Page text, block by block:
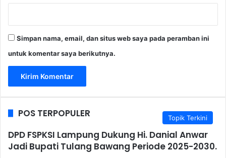
Simpan nama, email, dan situs web saya pada peramban ini
untuk komentar saya berikutnya.
POS TERPOPULER Topik Terkini
DPD FSPKSI Lampung Dukung Hi. Danial Anwar
Jadi Bupati Tulang Bawang Periode 2025-2030.